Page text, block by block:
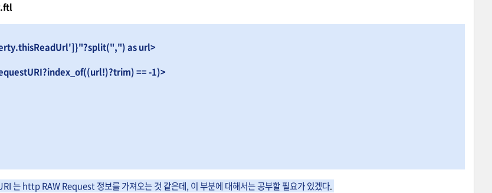
as url>
== -1)>
는 http RAW Request 정보를 가져오는 것 같은데, 이 부분에 대해서는 공부할 필요가 있겠다.